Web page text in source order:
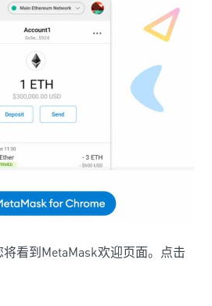
看到MetaMask欢迎页面。点击